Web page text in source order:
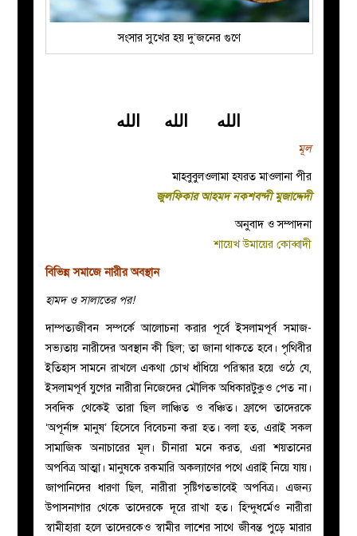
সংসার সুখের হয় দু’জনের গুণে
الله الله الله
মূল
মাহবুবুলওলামা হযরত মাওলানা পীর
জুলফিকার আহমদ নকশবন্দী মুজাদ্দেদী
অনুবাদ ও সম্পাদনা
শায়েখ উমায়ের কোব্বাদী
বিভিন্ন সমাজে নারীর অবস্থান
হামদ ও সালাতের পর!
দাম্পত্যজীবন সম্পর্কে আলোচনা করার পূর্বে ইসলামপূর্ব সমাজ-
সভ্যতায় নারীদের অবস্থান কী ছিল; তা জানা থাকতে হবে। পৃথিবীর
ইতিহাস সামনে রাখলে একথা চোখ ধাঁধিয়ে পরিস্কার হয়ে ওঠে যে,
ইসলামপূর্ব যুগের নারীরা নিজেদের মৌলিক অধিকারটুকুও পেত না।
সবদিক থেকেই তারা ছিল লাঞ্চিত ও বঞ্চিত। ফ্রান্সে তাদেরকে
‘অপূর্নাঙ্গ মানুষ’ হিসেবে বিবেচনা করা হত। বলা হত, এরাই সকল
সামাজিক অনাচারের মূল। চীনারা মনে করত, এরা শয়তানের
অপবিত্র আত্মা। মানুষকে রকমারি অকল্যাণের পথে এরাই নিয়ে যায়।
জাপানিদের ধারণা ছিল, নারীরা সৃষ্টিগতভাবেই অপবিত্র। এজন্য
উপাসনাগার থেকে তাদেরকে দূরে রাখা হত। হিন্দুধর্মেও নারীরা
স্বামীহারা হলে তাদেরকেও স্বামীর লাশের সাথে জীবন্ত পুড়ে মারার